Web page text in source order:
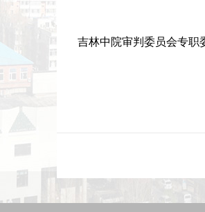
吉林中院审判委员会专职